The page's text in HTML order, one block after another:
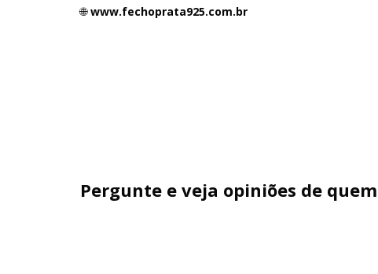
🌐www.fechoprata925.com.br
Pergunte e veja opiniões de